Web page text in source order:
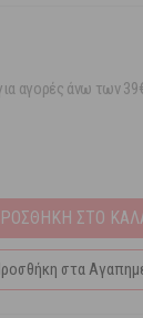
αγορές άνω των
ΣΤΟ
στα